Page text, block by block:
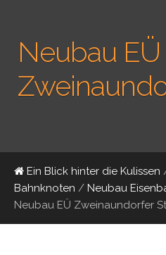
Neubau EÜ
Ein Blick hinter die Kulissen
Bahnknoten / Neubau
Neubau EÜ Zweinaundorfer